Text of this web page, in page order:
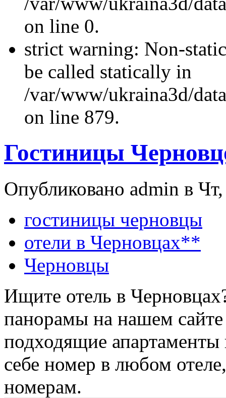
on line 0.
strict warning: Non-
be called statically in
/var/www/ukraina3d/
on line 879.
Гостиницы
Опубликовано admin в
гостиницы черновцы
отели в Черновцах**
Черновцы
Ищите отель в
панорамы на нашем
подходящие апартаменты
себе номер в любом
номерам.